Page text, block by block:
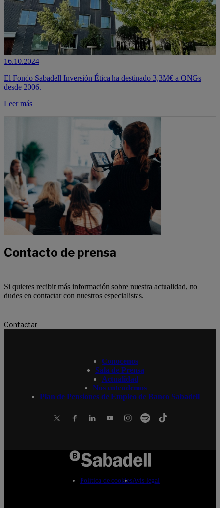
16.10.2024
El Fondo Sabadell Inversión Ética ha destinado 3,3M€ a ONGs
desde 2006.
Leer más
Contacto de prensa
Si quieres recibir más información sobre nuestra actualidad, no
dudes en contactar con nuestros especialistas.
Contactar
Conócenos
Sala de Prensa
Actualidad
Nos entendemos
Plan de Pensiones de Empleo de Banco Sabadell
Política de cookiesAvís legal